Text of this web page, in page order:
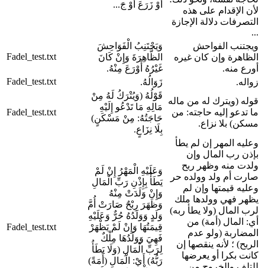
أَوْ زَرَعَ أَوْ جَ...
لأن الإقدام على هذه
التصرفات دلالة الإجازة
...
Fadel_test.txt
وَيَجْتَنِبُ الْفَوَاحِشَ
الظَّاهِرَةَ وَإِنْ كَانَ
غَيْرُهُ أَوْرَعَ مِنْهُ.
ويجتنب الفواحش
الظاهرة وإن كان غيره
أورع منه.
Fadel_test.txt
زَوَالُهُ. زواله.
Fadel_test.txt
قَوْلُهُ (وَيُتْرَكُ لَهُ مِنْ
مَالِهِ مَا تَدْعُو إِلَيْهِ
حَاجَتُهُ: مِنْ مَسْكَنٍ)
بِلَا نِزَاعٍ.
قوله (ويترك له من ماله
ما تدعو إليه حاجته: من
مسكن) بلا نزاع.
Fadel_test.txt
وَعَلَيْهِ الْمَهْرُ إِنْ لَمْ
يَطَأْ بِإِذْنِ رَبِّ الْمَالِ
وَإِنْ وَلَدَتْ مِنْهُ
وَظَهَرَ رِبْحٌ صَارَتْ أُمَّ
وَلَدٍ وَوَلَدُهُ حُرٌّ وَعَلَيْهِ
قِيمَتُهَا وَإِنْ لَمْ يَظْهَرْ
فَهِيَ وَوَلَدُهَا مِلْكٌ
لِرَبِّ الْمَالِ (وَلَا يَطَأُ
رَبُّهُ) أَيْ: الْمَالِ (أَمَةً)
وعليه المهر إن لم يطأ
بإذن رب المال وإن
ولدت منه وظهر ربح
صارت أم ولد وولده حر
وعليه قيمتها وإن لم
يظهر فهي وولدها ملك
لرب المال (ولا يطأ ربه)
أي: المال (أمة) من
المضاربة (ولو عدم
الربح) ؛ لأنه ينقصها إن
كانت بكرا أو يعرضها